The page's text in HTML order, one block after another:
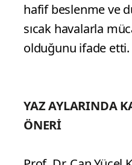
hafif beslenme ve
sıcak havalarla
olduğunu ifade etti.
YAZ AYLARINDA
ÖNERİ